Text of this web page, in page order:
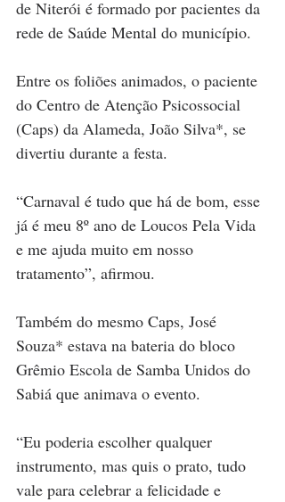
de Niterói é formado por pacientes da
rede de Saúde Mental do município.
Entre os foliões animados, o paciente
do Centro de Atenção Psicossocial
(Caps) da Alameda, João Silva*, se
divertiu durante a festa.
“Carnaval é tudo que há de bom, esse
já é meu 8º ano de Loucos Pela Vida
e me ajuda muito em nosso
tratamento”, afirmou.
Também do mesmo Caps, José
Souza* estava na bateria do bloco
Grêmio Escola de Samba Unidos do
Sabiá que animava o evento.
“Eu poderia escolher qualquer
instrumento, mas quis o prato, tudo
vale para celebrar a felicidade e